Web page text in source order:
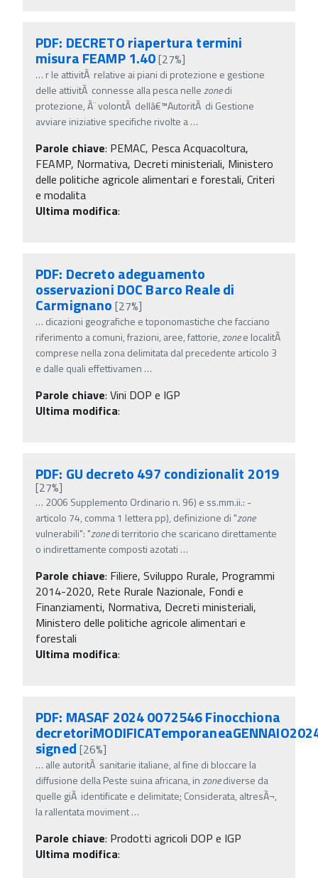
PDF: DECRETO riapertura termini
misura FEAMP 1.40[27%]
… r le attivitÃ relative ai piani di protezione e gestione
delle attivitÃ connesse alla pesca nellezonedi
protezione, Ã¨ volontÃ dellâ€™AutoritÃ di Gestione
avviare iniziative specifiche rivolte a…
Parole chiave: PEMAC, Pesca Acquacoltura,
FEAMP, Normativa, Decreti ministeriali, Ministero
delle politiche agricole alimentari e forestali, Criteri
e modalita
Ultima modifica:
PDF: Decreto adeguamento
osservazioni DOC Barco Reale di
Carmignano [27%]
… dicazioni geografiche e toponomastiche che facciano
riferimento a comuni, frazioni, aree, fattorie,zonee localitÃ
comprese nella zona delimitata dal precedente articolo 3
e dalle quali effettivamen …
Parole chiave: Vini DOP e IGP
Ultima modifica:
PDF: GU decreto 497 condizionalit 2019
[27%]
… 2006 Supplemento Ordinario n. 96) e ss.mm.ii.: -
articolo 74, comma 1 lettera pp), definizione di "zone
vulnerabili": "zonedi territorio che scaricano direttamente
o indirettamente composti azotati …
Parole chiave: Filiere, Sviluppo Rurale, Programmi
2014-2020, Rete Rurale Nazionale, Fondi e
Finanziamenti, Normativa, Decreti ministeriali,
Ministero delle politiche agricole alimentari e
forestali
Ultima modifica:
PDF: MASAF 2024 0072546 Finocchiona
signed [26%]
… alle autoritÃ sanitarie italiane, al fine di bloccare la
diffusione della Peste suina africana, inzonediverse da
quelle giÃ identificate e delimitate; Considerata, altresÃ¬,
la rallentata moviment…
Parole chiave: Prodotti agricoli DOP e IGP
Ultima modifica: